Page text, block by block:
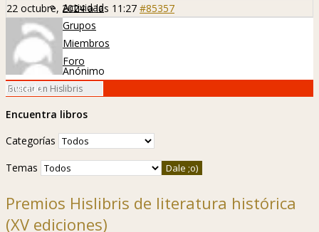
Actividad
Grupos
Miembros
Foro
22 octubre, 2024 a las 11:27 #85357
Anónimo
Invitado
Encuentra libros
Categorías
Temas
Premios Hislibris de literatura histórica
(XV ediciones)